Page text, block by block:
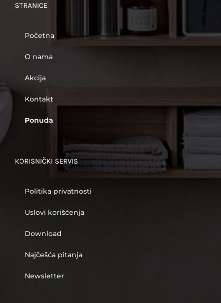
STRANICE
Početna
O nama
Akcija
Kontakt
Ponuda
KORISNIČKI SERVIS
Politika privatnosti
Uslovi korišćenja
Download
Najčešća pitanja
Newsletter